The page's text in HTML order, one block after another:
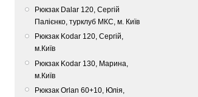
Рюкзак Dalar 120, Сергій
Палієнко, турклуб МКС, м. Київ
Рюкзак Kodar 120, Сергій,
м.Київ
Рюкзак Kodar 130, Марина,
м.Київ
Рюкзак Orlan 60+10, Юлія,